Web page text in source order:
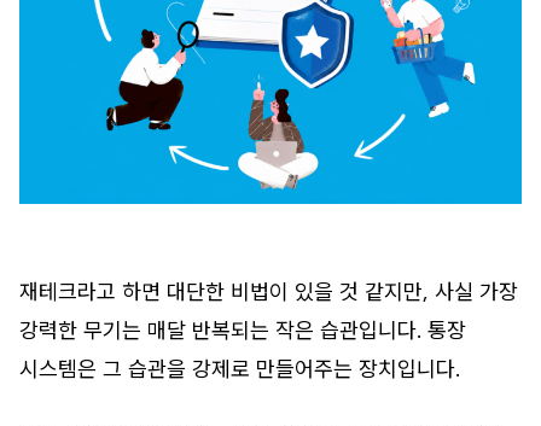
재테크라고 하면 대단한 비법이 있을 것 같지만, 사실 가장
강력한 무기는 매달 반복되는 작은 습관입니다. 통장
시스템은 그 습관을 강제로 만들어주는 장치입니다.